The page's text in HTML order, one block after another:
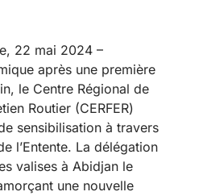
22 mai 2024 –
après une première
le Centre Régional de
Routier (CERFER)
sensibilisation à travers
l’Entente. La délégation
valises à Abidjan le
une nouvelle